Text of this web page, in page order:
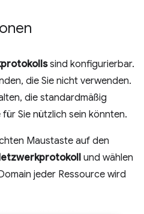
sind konfigurierbar.
die Sie nicht verwenden.
die standardmäßig
Sie nützlich sein könnten.
Maustaste auf den
und wählen
jeder Ressource wird